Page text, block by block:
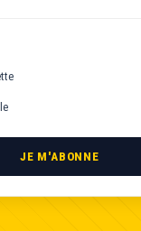
JE M'ABONNE